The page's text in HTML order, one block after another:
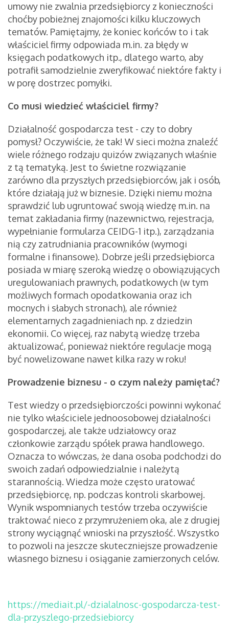
umowy nie zwalnia przedsiębiorcy z konieczności
choćby pobieżnej znajomości kilku kluczowych
tematów. Pamiętajmy, że koniec końców to i tak
właściciel firmy odpowiada m.in. za błędy w
księgach podatkowych itp., dlatego warto, aby
potrafił samodzielnie zweryfikować niektóre fakty i
w porę dostrzec pomyłki.
Co musi wiedzieć właściciel firmy?
Działalność gospodarcza test - czy to dobry
pomysł? Oczywiście, że tak! W sieci można znaleźć
wiele różnego rodzaju quizów związanych właśnie
z tą tematyką. Jest to świetne rozwiązanie
zarówno dla przyszłych przedsiębiorców, jak i osób,
które działają już w biznesie. Dzięki niemu można
sprawdzić lub ugruntować swoją wiedzę m.in. na
temat zakładania firmy (nazewnictwo, rejestracja,
wypełnianie formularza CEIDG-1 itp.), zarządzania
nią czy zatrudniania pracowników (wymogi
formalne i finansowe). Dobrze jeśli przedsiębiorca
posiada w miarę szeroką wiedzę o obowiązujących
uregulowaniach prawnych, podatkowych (w tym
możliwych formach opodatkowania oraz ich
mocnych i słabych stronach), ale również
elementarnych zagadnieniach np. z dziedzin
ekonomii. Co więcej, raz nabytą wiedzę trzeba
aktualizować, ponieważ niektóre regulacje mogą
być nowelizowane nawet kilka razy w roku!
Prowadzenie biznesu - o czym należy pamiętać?
Test wiedzy o przedsiębiorczości powinni wykonać
nie tylko właściciele jednoosobowej działalności
gospodarczej, ale także udziałowcy oraz
członkowie zarządu spółek prawa handlowego.
Oznacza to wówczas, że dana osoba podchodzi do
swoich zadań odpowiedzialnie i należytą
starannością. Wiedza może często uratować
przedsiębiorcę, np. podczas kontroli skarbowej.
Wynik wspomnianych testów trzeba oczywiście
traktować nieco z przymrużeniem oka, ale z drugiej
strony wyciągnąć wnioski na przyszłość. Wszystko
to pozwoli na jeszcze skuteczniejsze prowadzenie
własnego biznesu i osiąganie zamierzonych celów.
https://mediait.pl/-dzialalnosc-gospodarcza-test-
dla-przyszlego-przedsiebiorcy